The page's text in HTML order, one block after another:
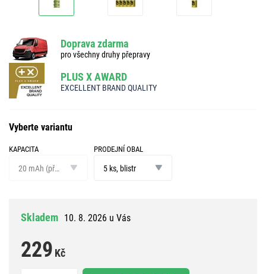
Doprava zdarma
pro všechny druhy přepravy
PLUS X AWARD
EXCELLENT BRAND QUALITY
Vyberte variantu
KAPACITA
20 mAh (při zátěži 20 kOhm)
PRODEJNÍ OBAL
obal5 ks, blistr
Skladem 10. 8. 2026 u Vás
229 Kč